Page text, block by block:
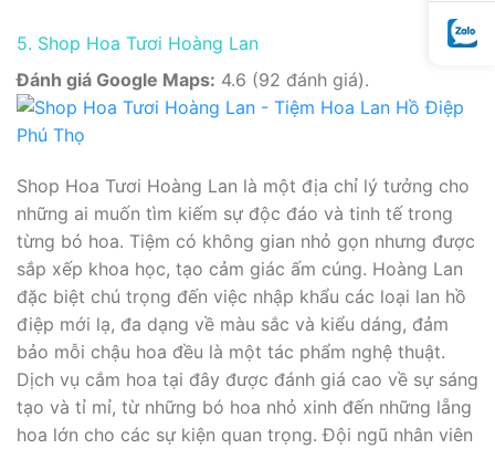
5. Shop Hoa Tươi Hoàng Lan
Đánh giá Google Maps: 4.6 (92 đánh giá).
Shop Hoa Tươi Hoàng Lan là một địa chỉ lý tưởng cho
những ai muốn tìm kiếm sự độc đáo và tinh tế trong
từng bó hoa. Tiệm có không gian nhỏ gọn nhưng được
sắp xếp khoa học, tạo cảm giác ấm cúng. Hoàng Lan
đặc biệt chú trọng đến việc nhập khẩu các loại lan hồ
điệp mới lạ, đa dạng về màu sắc và kiểu dáng, đảm
bảo mỗi chậu hoa đều là một tác phẩm nghệ thuật.
Dịch vụ cắm hoa tại đây được đánh giá cao về sự sáng
tạo và tỉ mỉ, từ những bó hoa nhỏ xinh đến những lẵng
hoa lớn cho các sự kiện quan trọng. Đội ngũ nhân viên